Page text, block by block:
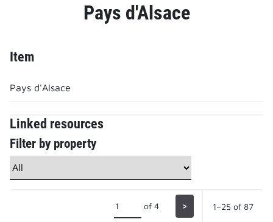
Pays d'Alsace
Item
Pays d'Alsace
Linked resources
Filter by property
of 4 > 1–25 of 87